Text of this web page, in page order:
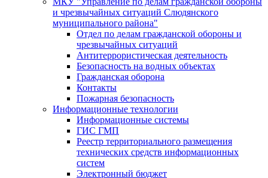
и чрезвычайных ситуаций Слюдянского
муниципального района"
Отдел по делам гражданской обороны и
чрезвычайных ситуаций
Антитеррористическая деятельность
Безопасность на водных объектах
Гражданская оборона
Контакты
Пожарная безопасность
Информационные технологии
Информационные системы
ГИС ГМП
Реестр территориального размещения
технических средств информационных
систем
Электронный бюджет